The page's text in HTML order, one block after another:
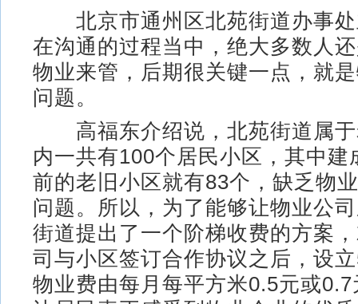
北京市通州区北苑街道办事处
在沟通的过程当中，绝大多数人
物业来管，后期很关键一点，就
问题。
高福东介绍说，北苑街道属于
内一共有100个居民小区，其中建
前的老旧小区就有83个，缺乏物
问题。所以，为了能够让物业公
街道提出了一个阶梯收费的方案
司与小区签订合作协议之后，设
物业费由每月每平方米0.5元或